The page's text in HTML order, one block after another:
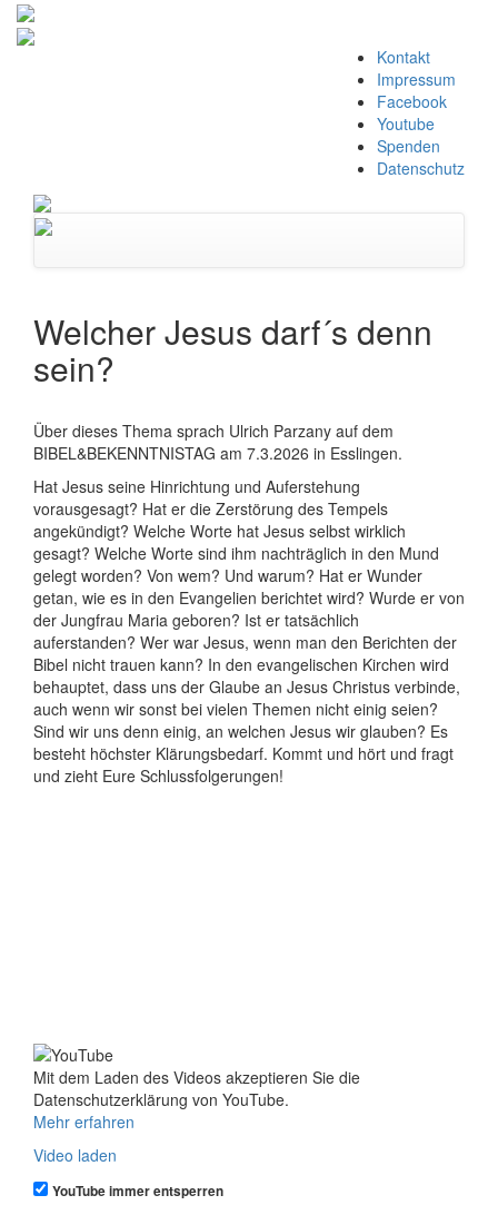
Kontakt
Impressum
Facebook
Youtube
Spenden
Datenschutz
Navigation
Welcher Jesus darf´s denn
sein?
Über dieses Thema sprach Ulrich Parzany auf dem
BIBEL&BEKENNTNISTAG am 7.3.2026 in Esslingen.
Hat Jesus seine Hinrichtung und Auferstehung
vorausgesagt? Hat er die Zerstörung des Tempels
angekündigt? Welche Worte hat Jesus selbst wirklich
gesagt? Welche Worte sind ihm nachträglich in den Mund
gelegt worden? Von wem? Und warum? Hat er Wunder
getan, wie es in den Evangelien berichtet wird? Wurde er von
der Jungfrau Maria geboren? Ist er tatsächlich
auferstanden? Wer war Jesus, wenn man den Berichten der
Bibel nicht trauen kann? In den evangelischen Kirchen wird
behauptet, dass uns der Glaube an Jesus Christus verbinde,
auch wenn wir sonst bei vielen Themen nicht einig seien?
Sind wir uns denn einig, an welchen Jesus wir glauben? Es
besteht höchster Klärungsbedarf. Kommt und hört und fragt
und zieht Eure Schlussfolgerungen!
Mit dem Laden des Videos akzeptieren Sie die
Datenschutzerklärung von YouTube.
Mehr erfahren
Video laden
YouTube immer entsperren